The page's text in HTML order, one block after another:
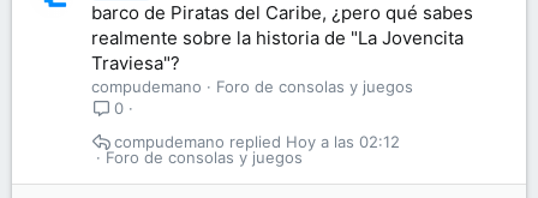
barco de Piratas del Caribe, ¿pero qué sabes
realmente sobre la historia de "La Jovencita
Traviesa"?
compudemano
Foro de consolas y juegos
0
Foro de consolas y juegos
Hoy a las 02:12
compudemano